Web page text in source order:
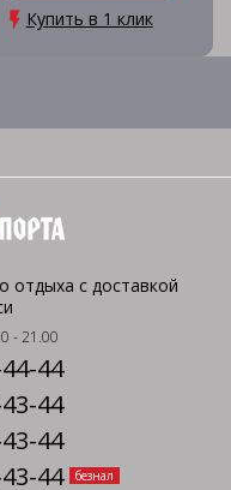
Купить в 1 клик
отдыха с доставкой
- 21.00
44
44
44
44
безнал